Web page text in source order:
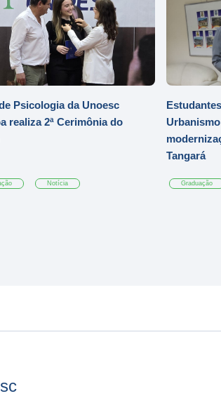
Psicologia da Unoesc
realiza 2ª Cerimônia do
Notícia
Tangará
Graduação